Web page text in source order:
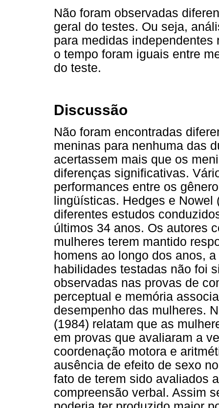
Não foram observadas
geral do testes. Ou seja,
para medidas
o tempo foram iguais entre
do teste.
Discussão
Não foram encontradas
meninas para nenhuma das
acertassem mais que os
diferenças significativas.
performances entre os
lingüísticas. Hedges e Nowel
diferentes estudos
últimos 34 anos. Os autores
mulheres terem mantido
homens ao longo dos anos,
habilidades testadas não foi
observadas nas provas de
perceptual e memória
desempenho das mulheres.
(1984) relatam que as
em provas que avaliaram a
coordenação motora e
ausência de efeito de sexo
fato de terem sido avaliados
compreensão verbal. Assim